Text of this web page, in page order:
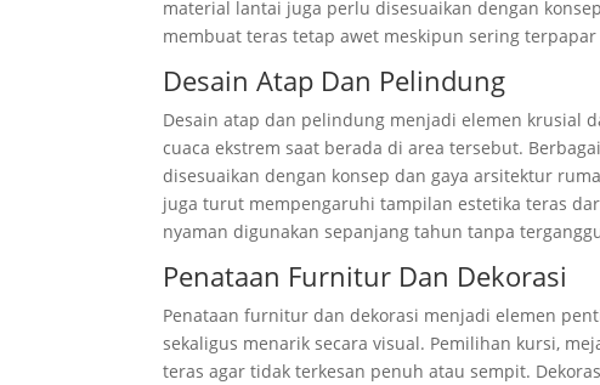
material lantai juga perlu disesuaikan dengan
membuat teras tetap awet meskipun sering
Desain Atap Dan Pelindung
Desain atap dan pelindung menjadi elemen krusial
cuaca ekstrem saat berada di area tersebut.
disesuaikan dengan konsep dan gaya arsitektur
juga turut mempengaruhi tampilan estetika teras
nyaman digunakan sepanjang tahun tanpa
Penataan Furnitur Dan Dekorasi
Penataan furnitur dan dekorasi menjadi elemen
sekaligus menarik secara visual. Pemilihan kursi,
teras agar tidak terkesan penuh atau sempit.